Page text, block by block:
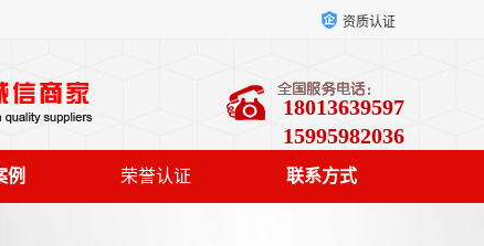
资质认证
18013639597
15995982036
例 荣誉认证 联系方式